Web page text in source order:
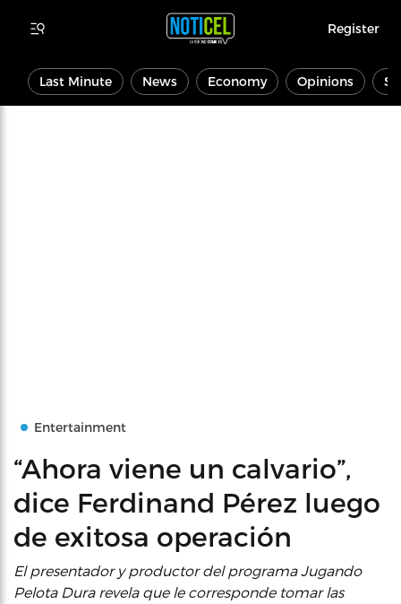
Register
Last Minute News Economy Opinions
Entertainment
“Ahora viene un calvario”,
dice Ferdinand Pérez luego
de exitosa operación
El presentador y productor del programa Jugando
Pelota Dura revela que le corresponde tomar las